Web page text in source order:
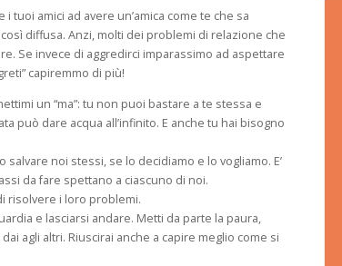
tuoi amici ad avere un’amica come te che sa
diffusa. Anzi, molti dei problemi di relazione che
Se invece di aggredirci imparassimo ad aspettare
capiremmo di più!
un “ma”: tu non puoi bastare a te stessa e
può dare acqua all’infinito. E anche tu hai bisogno
noi stessi, se lo decidiamo e lo vogliamo. E’
da fare spettano a ciascuno di noi.
risolvere i loro problemi.
e lasciarsi andare. Metti da parte la paura,
agli altri. Riuscirai anche a capire meglio come si